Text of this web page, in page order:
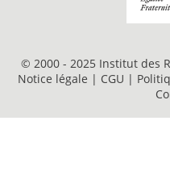
© 2000 - 2025 Institut des
Notice légale | CGU |